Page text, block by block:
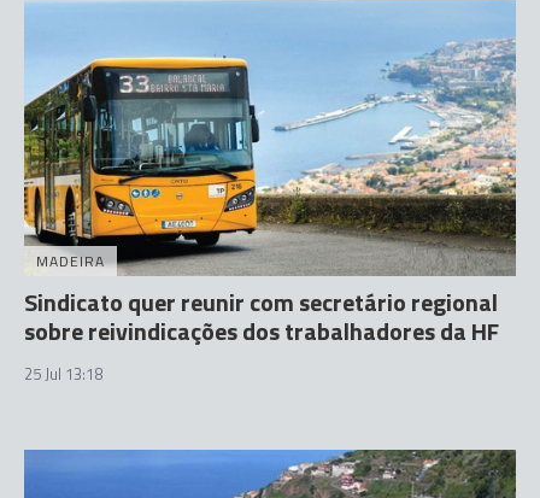
MADEIRA
Sindicato quer reunir com secretário regional
sobre reivindicações dos trabalhadores da HF
25 Jul 13:18